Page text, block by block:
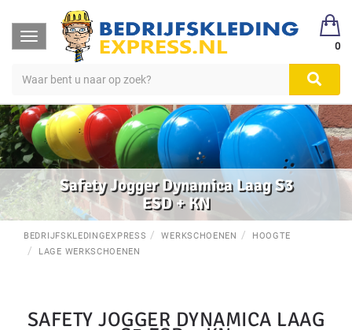
Toggle
navigation
0
Safety Jogger Dynamica Laag S3
ESD + KN
BEDRIJFSKLEDINGEXPRESS WERKSCHOENEN
HOOGTE
LAGE WERKSCHOENEN
SAFETY JOGGER DYNAMICA LAAG